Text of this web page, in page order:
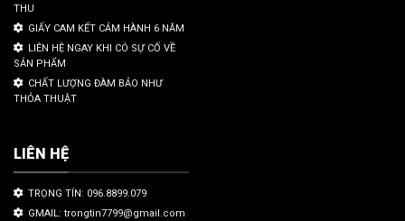
THU
GIẤY CAM KẾT CẢM HÀNH 6 NĂM
LIÊN HỆ NGAY KHI CÓ SỰ CỐ VỀ
SẢN PHẨM
CHẤT LƯỢNG ĐÀM BẢO NHƯ
THỎA THUẬT
LIÊN HỆ
TRỌNG TÍN: 096.8899.079
GMAIL: trongtin7799@gmail.com